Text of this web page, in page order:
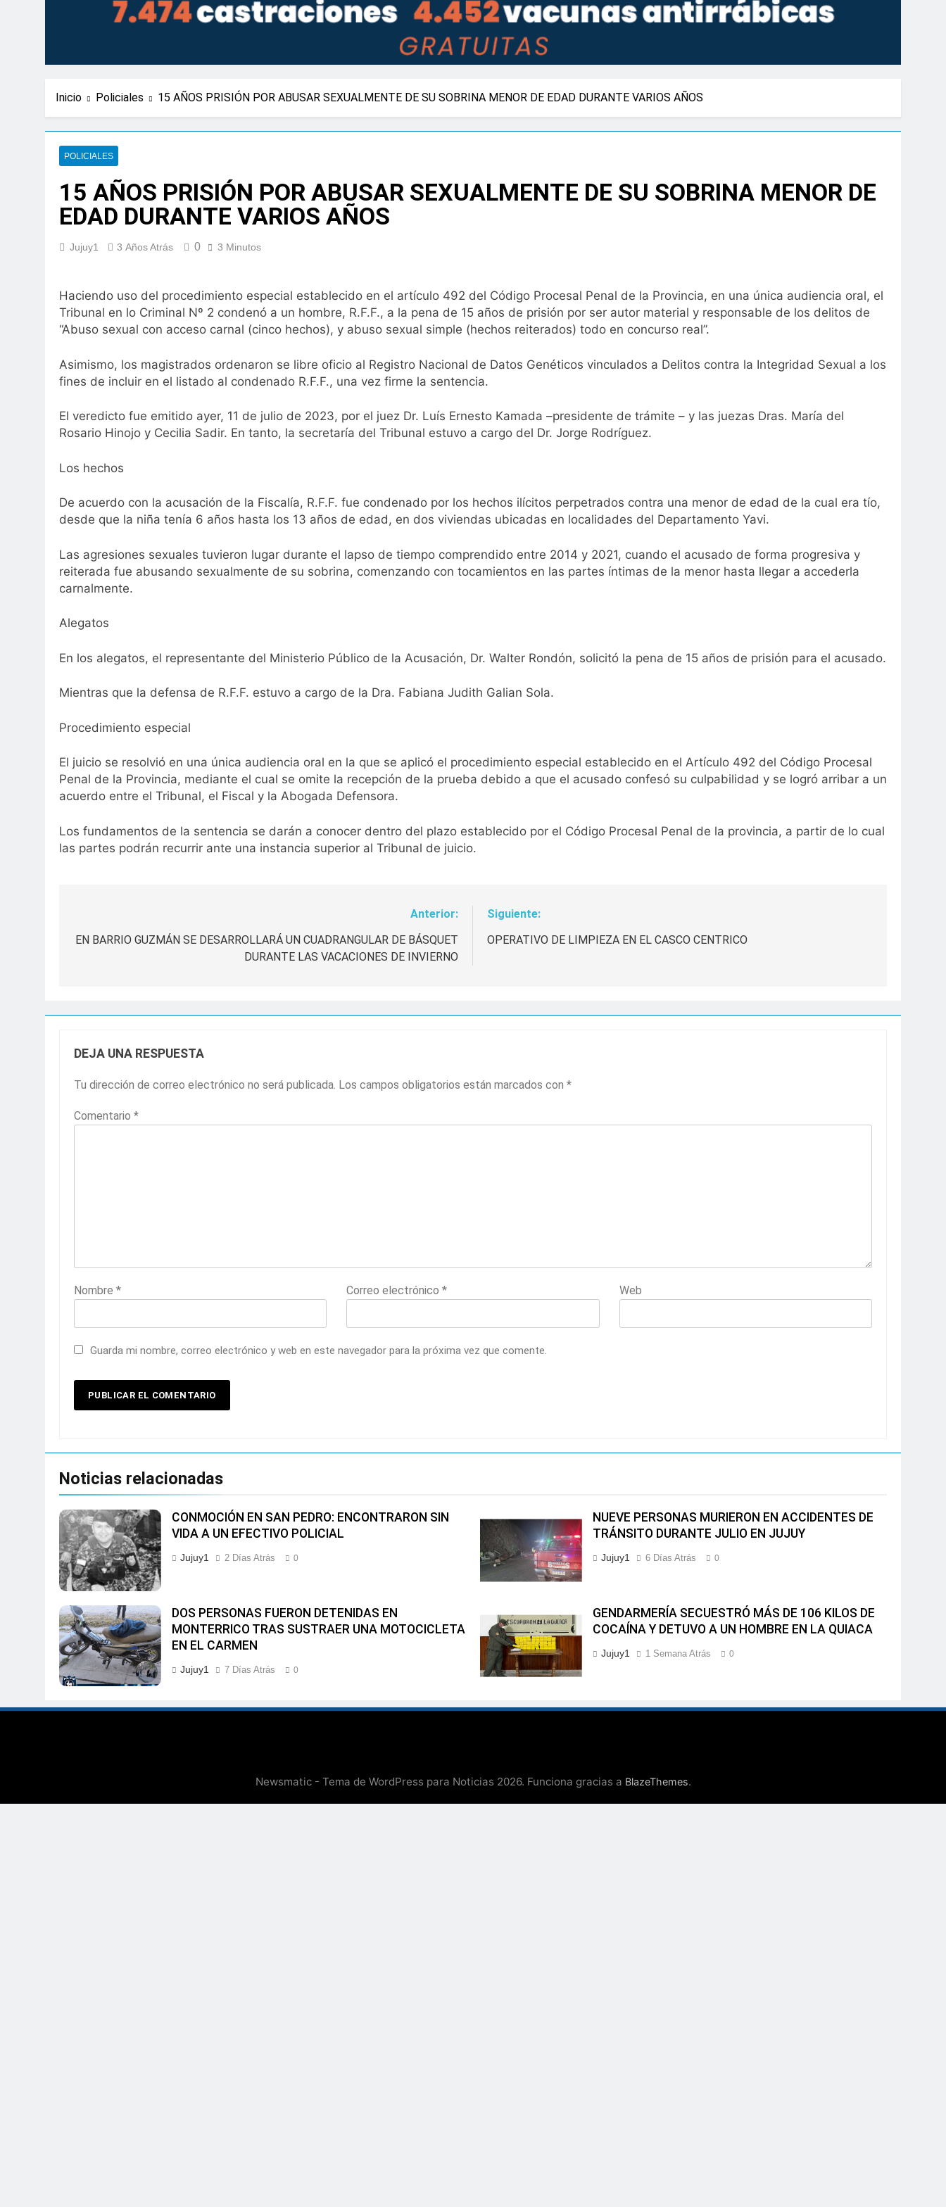
Inicio Policiales 15 AÑOS PRISIÓN POR ABUSAR SEXUALMENTE DE SU SOBRINA MENOR DE EDAD DURANTE VARIOS AÑOS
POLICIALES
15 AÑOS PRISIÓN POR ABUSAR SEXUALMENTE DE SU SOBRINA MENOR DE
EDAD DURANTE VARIOS AÑOS
Jujuy1 3 Años Atrás 0 3 Minutos
Haciendo uso del procedimiento especial establecido en el artículo 492 del Código Procesal Penal de la Provincia, en una única audiencia oral, el
Tribunal en lo Criminal Nº 2 condenó a un hombre, R.F.F., a la pena de 15 años de prisión por ser autor material y responsable de los delitos de
“Abuso sexual con acceso carnal (cinco hechos), y abuso sexual simple (hechos reiterados) todo en concurso real”.
Asimismo, los magistrados ordenaron se libre oficio al Registro Nacional de Datos Genéticos vinculados a Delitos contra la Integridad Sexual a los
fines de incluir en el listado al condenado R.F.F., una vez firme la sentencia.
El veredicto fue emitido ayer, 11 de julio de 2023, por el juez Dr. Luís Ernesto Kamada –presidente de trámite – y las juezas Dras. María del
Rosario Hinojo y Cecilia Sadir. En tanto, la secretaría del Tribunal estuvo a cargo del Dr. Jorge Rodríguez.
Los hechos
De acuerdo con la acusación de la Fiscalía, R.F.F. fue condenado por los hechos ilícitos perpetrados contra una menor de edad de la cual era tío,
desde que la niña tenía 6 años hasta los 13 años de edad, en dos viviendas ubicadas en localidades del Departamento Yavi.
Las agresiones sexuales tuvieron lugar durante el lapso de tiempo comprendido entre 2014 y 2021, cuando el acusado de forma progresiva y
reiterada fue abusando sexualmente de su sobrina, comenzando con tocamientos en las partes íntimas de la menor hasta llegar a accederla
carnalmente.
Alegatos
En los alegatos, el representante del Ministerio Público de la Acusación, Dr. Walter Rondón, solicitó la pena de 15 años de prisión para el acusado.
Mientras que la defensa de R.F.F. estuvo a cargo de la Dra. Fabiana Judith Galian Sola.
Procedimiento especial
El juicio se resolvió en una única audiencia oral en la que se aplicó el procedimiento especial establecido en el Artículo 492 del Código Procesal
Penal de la Provincia, mediante el cual se omite la recepción de la prueba debido a que el acusado confesó su culpabilidad y se logró arribar a un
acuerdo entre el Tribunal, el Fiscal y la Abogada Defensora.
Los fundamentos de la sentencia se darán a conocer dentro del plazo establecido por el Código Procesal Penal de la provincia, a partir de lo cual
las partes podrán recurrir ante una instancia superior al Tribunal de juicio.
de
Anterior:
EN BARRIO GUZMÁN SE DESARROLLARÁ UN CUADRANGULAR DE BÁSQUET
DURANTE LAS VACACIONES DE INVIERNO
Siguiente:
OPERATIVO DE LIMPIEZA EN EL CASCO CENTRICO
DEJA UNA RESPUESTA
Tu dirección de correo electrónico no será publicada. Los campos obligatorios están marcados con *
Comentario *
Nombre * Correo electrónico* Web
Guarda mi nombre, correo electrónico y web en este navegador para la próxima vez que comente.
Noticias relacionadas
CONMOCIÓN EN SAN PEDRO: ENCONTRARON SIN
VIDA A UN EFECTIVO POLICIAL
Jujuy1 2 Días Atrás 0
NUEVE PERSONAS MURIERON EN ACCIDENTES DE
TRÁNSITO DURANTE JULIO EN JUJUY
Jujuy1 6 Días Atrás 0
DOS PERSONAS FUERON DETENIDAS EN
MONTERRICO TRAS SUSTRAER UNA MOTOCICLETA
EN EL CARMEN
Jujuy1 7 Días Atrás 0
GENDARMERÍA SECUESTRÓ MÁS DE 106 KILOS DE
COCAÍNA Y DETUVO A UN HOMBRE EN LA QUIACA
Jujuy1 1 Semana Atrás 0
Newsmatic - Tema de WordPress para Noticias 2026. Funciona gracias a BlazeThemes.